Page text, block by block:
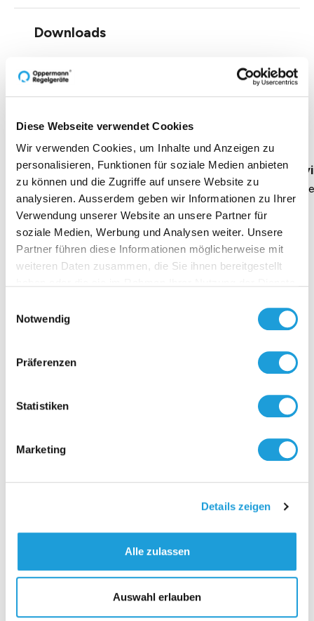
Diese Webseite verwendet Cookies
Wir verwenden Cookies, um Inhalte und Anzeigen zu
personalisieren, Funktionen für soziale Medien anbieten
zu können und die Zugriffe auf unsere Website zu
analysieren. Ausserdem geben wir Informationen zu Ihrer
Verwendung unserer Website an unsere Partner für
soziale Medien, Werbung und Analysen weiter. Unsere
Partner führen diese Informationen möglicherweise mit
weiteren Daten zusammen, die Sie ihnen bereitgestellt
Notwendig
Präferenzen
Statistiken
Marketing
Details zeigen
Alle zulassen
Auswahl erlauben
Downloads
Oppermann
Geschäftsführung Heike Dirmeier
Dauer 4 Minuten